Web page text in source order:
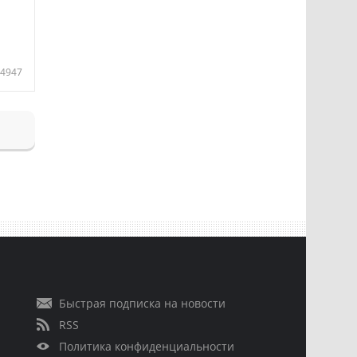
4947
Быстрая подписка на новости
RSS
Политика конфиденциальности